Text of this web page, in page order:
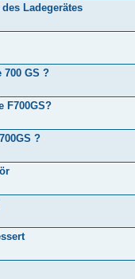
Ladegerätes
700 GS ?
F700GS?
?